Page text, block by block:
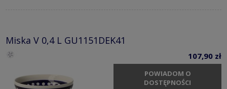
Miska V 0,4 L GU1151DEK41
107,90 zł
POWIADOM O
DOSTĘPNOŚCI